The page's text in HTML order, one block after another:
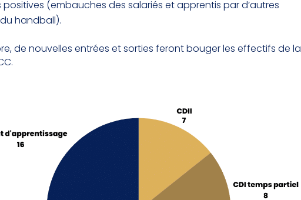
positives (embauches des salariés et apprentis par d’autres
handball).
de nouvelles entrées et sorties feront bouger les effectifs de la